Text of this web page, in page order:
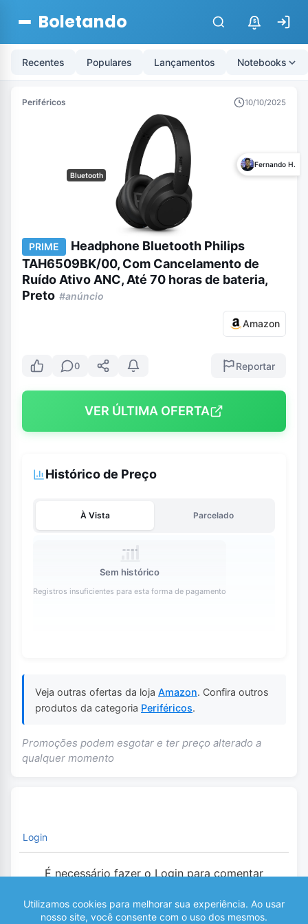
Boletando $
Recentes Populares Lançamentos Notebooks
Periféricos 10/10/2025
Bluetooth
Fernando H.
PRIME
Headphone Bluetooth Philips
TAH6509BK/00, Com Cancelamento de
Ruído Ativo ANC, Até 70 horas de bateria,
Preto #anúncio
Amazon
0 Reportar
VER ÚLTIMA OFERTA
Histórico de Preço
À Vista Parcelado
Sem histórico
Registros insuficientes para esta forma de pagamento
Veja outras ofertas da loja Amazon. Confira outros
produtos da categoria Periféricos.
Promoções podem esgotar e ter preço alterado a
qualquer momento
Login
É necessário fazer o Login para comentar
0 COMENTÁRIOS